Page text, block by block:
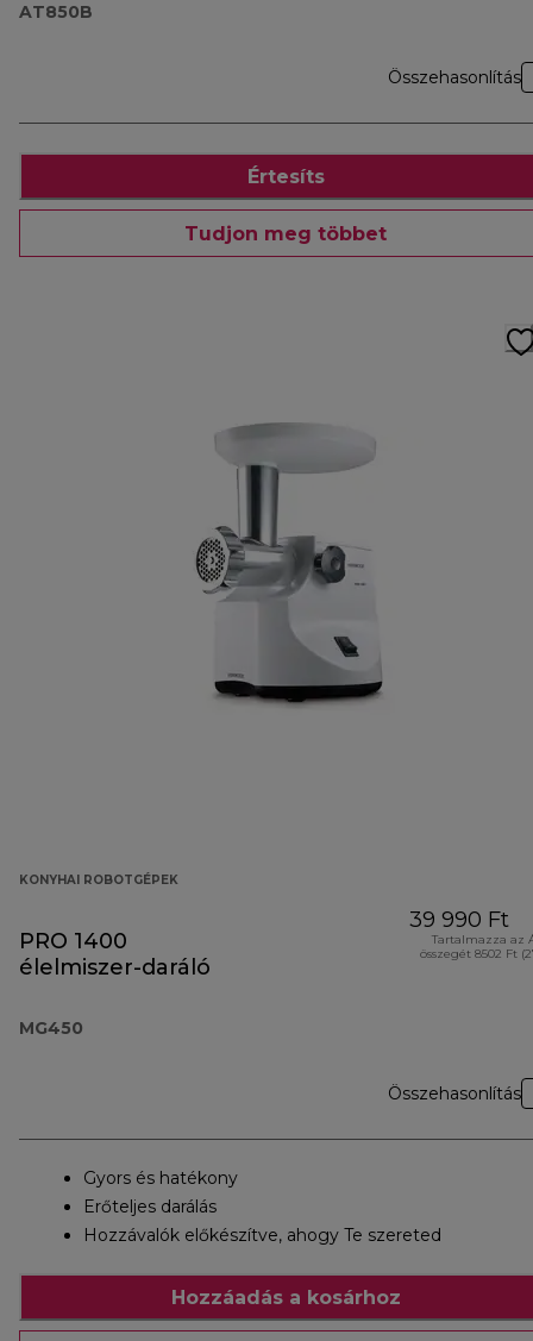
AT850B
Összehasonlítás
Értesíts
Tudjon meg többet
KONYHAI ROBOTGÉPEK
PRO 1400
élelmiszer-daráló
MG450
39 990 Ft
Tartalmazza az
összegét 8502 Ft
Összehasonlítás
Gyors és hatékony
Erőteljes darálás
Hozzávalók előkészítve, ahogy Te szereted
Hozzáadás a kosárhoz